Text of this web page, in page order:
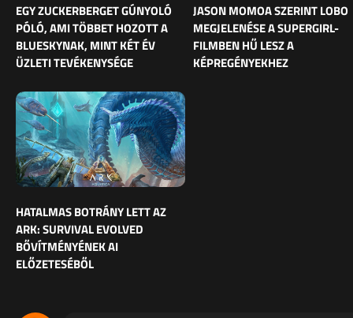
EGY ZUCKERBERGET GÚNYOLÓ
PÓLÓ, AMI TÖBBET HOZOTT A
BLUESKYNAK, MINT KÉT ÉV
ÜZLETI TEVÉKENYSÉGE
JASON MOMOA SZERINT LOBO
MEGJELENÉSE A SUPERGIRL-
FILMBEN HŰ LESZ A
KÉPREGÉNYEKHEZ
HATALMAS BOTRÁNY LETT AZ
ARK: SURVIVAL EVOLVED
BŐVÍTMÉNYÉNEK AI
ELŐZETESÉBŐL